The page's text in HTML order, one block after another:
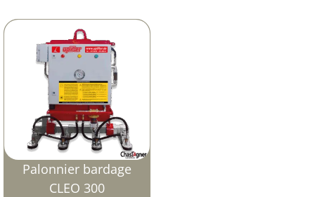
Palonnier bardage
CLEO 300